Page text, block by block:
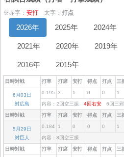
※赤字： 安打 太字： 打点
2026年 2025年 2024年
2021年 2020年 2019年
2016年 2015年
日時対戦 打率 打席 安打 得点 打点 三
6月03日
対広島
0.195 3 1 0 0 1
内容：2回空三振 4回右安 6回三
日時対戦 打率 打席 安打 得点 打点 三
5月29日
対巨人
0.184 1 0 0 0 1
内容：8回空三振
日時対戦 打率 打席 安打 得点 打点 三